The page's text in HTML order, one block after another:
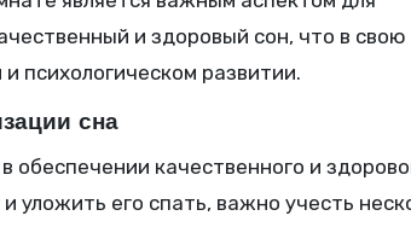
и здоровый сон, что в свою
психологическом развитии.
сна
качественного и
уложить его спать, важно учесть